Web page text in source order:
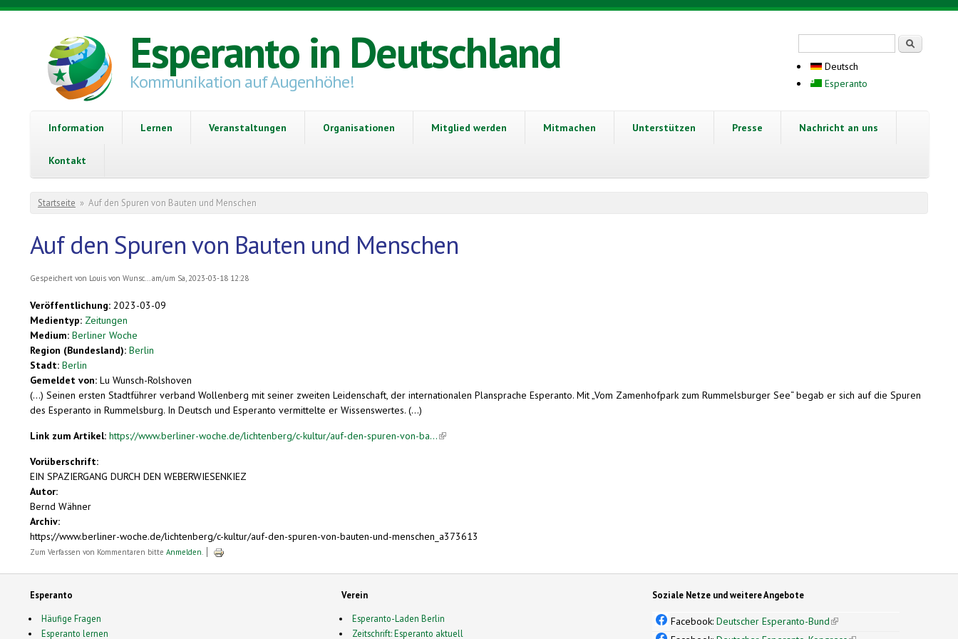
Direkt zum Inhalt
Esperanto in Deutschland
Kommunikation auf Augenhöhe!
Deutsch
Esperanto
Information Lernen Veranstaltungen Organisationen Mitglied werden Mitmachen Unterstützen Presse Nachricht an uns
Kontakt
Sie sind hier
Startseite » Auf den Spuren von Bauten und Menschen
Auf den Spuren von Bauten und Menschen
Gespeichert von Louis von Wunsc...am/um Sa, 2023-03-18 12:28
Veröffentlichung: 2023-03-09
Medientyp: Zeitungen
Medium: Berliner Woche
Region (Bundesland): Berlin
Stadt: Berlin
Gemeldet von: Lu Wunsch-Rolshoven
(...) Seinen ersten Stadtführer verband Wollenberg mit seiner zweiten Leidenschaft, der internationalen Plansprache Esperanto. Mit „Vom Zamenhofpark zum Rummelsburger See“ begab er sich auf die Spuren
des Esperanto in Rummelsburg. In Deutsch und Esperanto vermittelte er Wissenswertes. (...)
Link zum Artikel: https://www.berliner-woche.de/lichtenberg/c-kultur/auf-den-spuren-von-ba...(link is external)
Vorüberschrift:
EIN SPAZIERGANG DURCH DEN WEBERWIESENKIEZ
Autor:
Bernd Wähner
Archiv:
https://www.berliner-woche.de/lichtenberg/c-kultur/auf-den-spuren-von-bauten-und-menschen_a373613
Zum Verfassen von Kommentaren bitte Anmelden.
Esperanto
Häufige Fragen
Esperanto lernen
Verein
Esperanto-Laden Berlin
Zeitschrift: Esperanto aktuell
Soziale Netze und weitere Angebote
Facebook:Deutscher Esperanto-Bund(link is external)